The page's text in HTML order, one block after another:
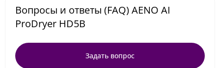
Вопросы и ответы (FAQ) AENO AI
ProDryer HD5B
Задать вопрос